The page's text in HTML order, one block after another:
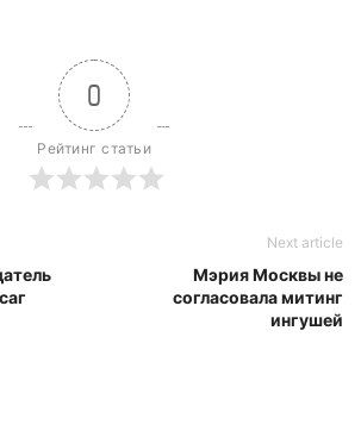
0
Рейтинг статьи
Next article
Мэрия Москвы не
согласовала митинг
ингушей